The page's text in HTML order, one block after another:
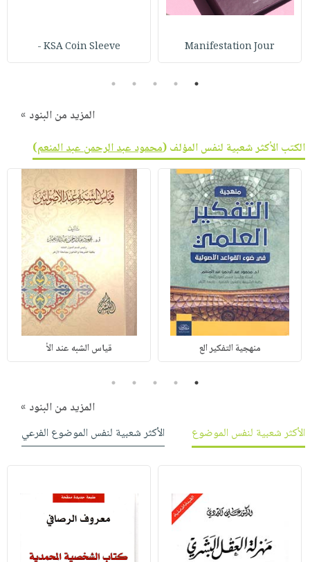
Manifestation Jour
KSA Coin Sleeve -
1
2
3
4
5
المزيد من البنود »
الكتب الأكثر شعبية لنفس المؤلف (محمود عبد الرحمن عبد المنعم)
منهجية التفكير الع قياس الشبه عند الأ
1
2
3
4
5
المزيد من البنود »
الأكثر شعبية لنفس الموضوع
الأكثر شعبية لنفس الموضوع الفرعي